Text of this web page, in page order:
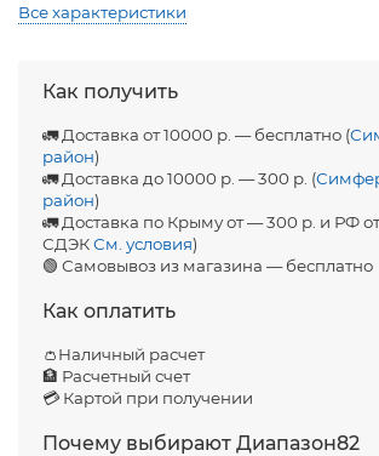
Все характеристики
Как получить
🚛 Доставка от 10000 р. — бесплатно (
район)
🚛 Доставка до 10000 р. — 300 р. (
район)
🚛 Доставка по Крыму от — 300 р. и РФ
СДЭКСм. условия)
🟢 Самовывоз из магазина — бесплатно
Как оплатить
👛Наличный расчет
🏦 Расчетный счет
💳 Картой при получении
Почему выбирают Диапазон82